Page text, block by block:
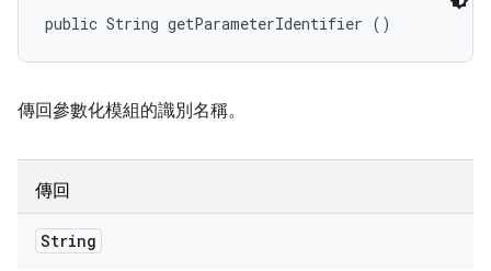
public String getParameterIdentifier ()
傳回參數化模組的識別名稱。
傳回
String